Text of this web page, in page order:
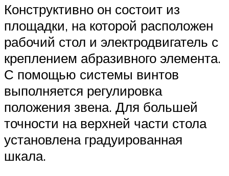
Конструктивно он состоит из
площадки, на которой расположен
рабочий стол и электродвигатель с
креплением абразивного элемента.
С помощью системы винтов
выполняется регулировка
положения звена. Для большей
точности на верхней части стола
установлена градуированная
шкала.